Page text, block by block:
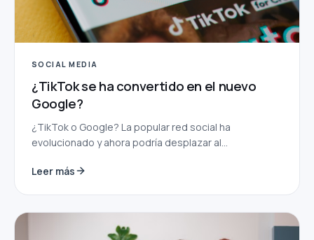
SOCIAL MEDIA
¿TikTok se ha convertido en el nuevo
Google?
¿TikTok o Google? La popular red social ha
evolucionado y ahora podría desplazar al...
Leer más